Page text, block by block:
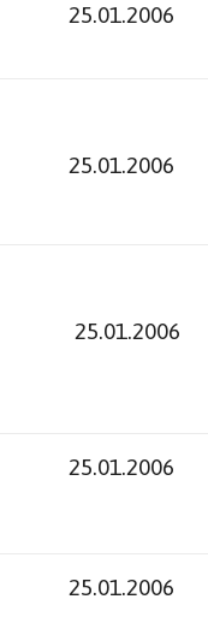
25.01.2006
25.01.2006
25.01.2006
25.01.2006
25.01.2006